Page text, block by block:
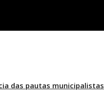
das pautas municipalistas